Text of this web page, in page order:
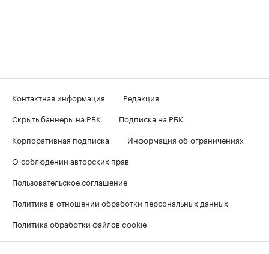
Контактная информация
Редакция
Скрыть баннеры на РБК
Подписка на РБК
Корпоративная подписка
Информация об ограничениях
О соблюдении авторских прав
Пользовательское соглашение
Политика в отношении обработки персональных данных
Политика обработки файлов cookie